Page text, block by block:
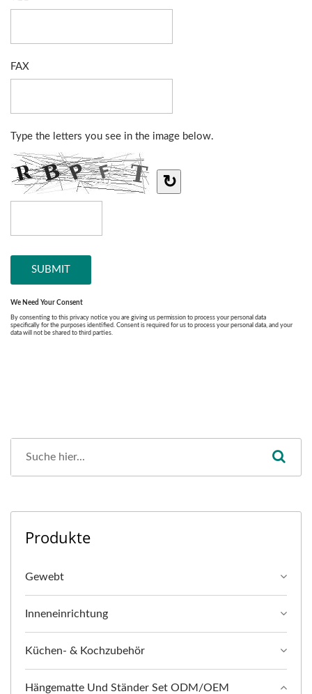
Produkte
Gewebt
Inneneinrichtung
Küchen- & Kochzubehör
Hängematte Und Ständer Set ODM/OEM